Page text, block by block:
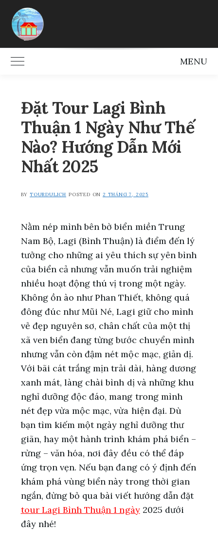
content
Toggle Main Menu MENU
Đặt Tour Lagi Bình
Thuận 1 Ngày Như Thế
Nào? Hướng Dẫn Mới
Nhất 2025
BY TOURDULICH POSTED ON 2 THÁNG 7, 2025
Nằm nép mình bên bờ biển miền Trung
Nam Bộ, Lagi (Bình Thuận) là điểm đến lý
tưởng cho những ai yêu thích sự yên bình
của biển cả nhưng vẫn muốn trải nghiệm
nhiều hoạt động thú vị trong một ngày.
Không ồn ào như Phan Thiết, không quá
đông đúc như Mũi Né, Lagi giữ cho mình
vẻ đẹp nguyên sơ, chân chất của một thị
xã ven biển đang từng bước chuyển mình
nhưng vẫn còn đậm nét mộc mạc, giản dị.
Với bãi cát trắng mịn trải dài, hàng dương
xanh mát, làng chài bình dị và những khu
nghỉ dưỡng độc đáo, mang trong mình
nét đẹp vừa mộc mạc, vừa hiện đại. Dù
bạn tìm kiếm một ngày nghỉ dưỡng thư
giãn, hay một hành trình khám phá biển –
rừng – văn hóa, nơi đây đều có thể đáp
ứng trọn vẹn. Nếu bạn đang có ý định đến
khám phá vùng biển này trong thời gian
ngắn, đừng bỏ qua bài viết hướng dẫn đặt
tour Lagi Bình Thuận 1 ngày2025 dưới
đây nhé!